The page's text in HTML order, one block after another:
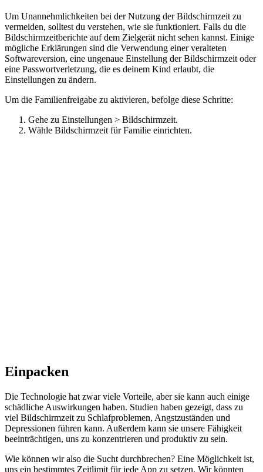
Um Unannehmlichkeiten bei der Nutzung der Bildschirmzeit zu
vermeiden, solltest du verstehen, wie sie funktioniert. Falls du die
Bildschirmzeitberichte auf dem Zielgerät nicht sehen kannst. Einige
mögliche Erklärungen sind die Verwendung einer veralteten
Softwareversion, eine ungenaue Einstellung der Bildschirmzeit oder
eine Passwortverletzung, die es deinem Kind erlaubt, die
Einstellungen zu ändern.
Um die Familienfreigabe zu aktivieren, befolge diese Schritte:
Gehe zu Einstellungen > Bildschirmzeit.
Wähle Bildschirmzeit für Familie einrichten.
Einpacken
Die Technologie hat zwar viele Vorteile, aber sie kann auch einige
schädliche Auswirkungen haben. Studien haben gezeigt, dass zu
viel Bildschirmzeit zu Schlafproblemen, Angstzuständen und
Depressionen führen kann. Außerdem kann sie unsere Fähigkeit
beeinträchtigen, uns zu konzentrieren und produktiv zu sein.
Wie können wir also die Sucht durchbrechen? Eine Möglichkeit ist,
uns ein bestimmtes Zeitlimit für jede App zu setzen. Wir könnten